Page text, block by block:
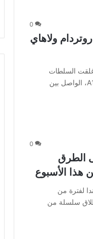
0
ولاهاي
السلطات
الهولندية جزءا من الطريق السريع A13، الواصل بين
0
الطرق
هذا الأسبوع
لفترة من
سلسلة من